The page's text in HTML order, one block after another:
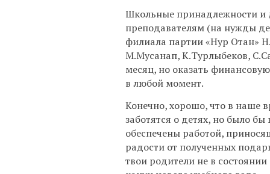
Школьные принадлежности и
преподавателям (на нужды
филиала партии «Нур Отан»
М.Мусанап, К.Турлыбеков,
месяц, но оказать
в любой момент.
Конечно, хорошо, что в наше
заботятся о детях, но было
обеспечены работой,
радости от полученных
твои родители не в